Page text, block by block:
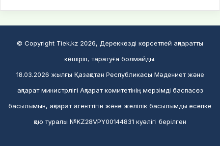
© Copyright Tiek.kz 2026, Дереккөзді көрсетпей ақпаратты
көшіріп, таратуға болмайды.
18.03.2026 жылғы Қазақстан Республикасы Мәдениет және
ақпарат министрлігі Ақпарат комитетінің мерзімді баспасөз
басылымын, ақпарат агенттігін және желілік басылымды есепке
қою туралы №KZ28VPY00144831 куәлігі берілген